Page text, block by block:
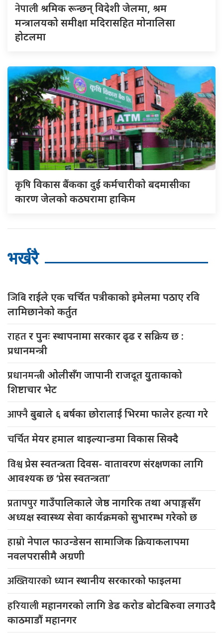
नेपालीश्रमिक रून्छन् विदेशी जेलमा, श्रम
मन्त्रालयको समीक्षा मदिरासहित मोनालिसा
होटलमा
कृषिविकास बैंकका दुई कर्मचारीकाे बदमासीका
कारण जेलको कठघरामा हाकिम
भर्खरै
जिबिराईले एक चर्चित पत्रीकाको इमेलमा पठाए रवि
लामिछानेको कर्तुत
राहतर पुनः स्थापनामा सरकार ढृढ र सक्रिय छ :
प्रधानमन्त्री
प्रधानमन्त्रीओलीसँग जापानी राजदूत युुताकाको
शिष्टाचार भेट
आफ्नैबुबाले ६ बर्षका छोरालाई भिरमा फालेर हत्या गरे
चर्चितमेयर हमाल थाइल्यान्डमा विकास सिक्दै
विश्वप्रेस स्वतन्त्रता दिवस- वातावरण संरक्षणका लागि
आवश्यक छ ‘प्रेस स्वतन्त्रता’
प्रतापपुरगाउँपालिकाले जेष्ठ नागरिक तथा अपाङ्गसँग
अध्यक्ष स्वास्थ्य सेवा कार्यक्रमको सुभारम्भ गरेको छ
हाम्रोनेपाल फाउन्डेसन सामाजिक क्रियाकलापमा
नवलपरासीमै अग्रणी
अख्तियारको ध्यान स्थानीय सरकारको फाइलमा
हरियालीमहानगरको लागि डेढ करोड बोटबिरुवा लगाउदै
काठमाडौं महानगर